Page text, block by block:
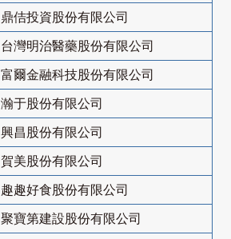
鼎佶投資股份有限公司
台灣明治醫藥股份有限公司
富爾金融科技股份有限公司
瀚于股份有限公司
興昌股份有限公司
賀美股份有限公司
趣趣好食股份有限公司
聚寶第建設股份有限公司